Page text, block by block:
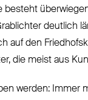
besteht
deutlich
auf den
die meist aus
werden: Immer